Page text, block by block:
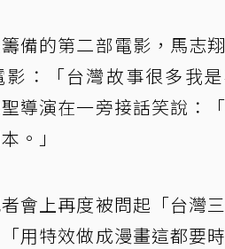
備的第二部電影，馬志
影：「台灣故事很多我
導演在一旁接話笑說：
。」
會上再度被問起「台灣
用特效做成漫畫這都要